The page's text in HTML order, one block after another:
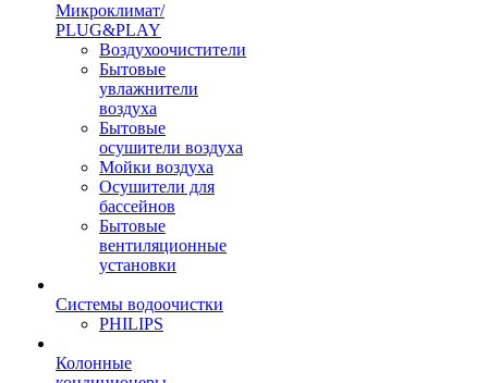
Микроклимат/
PLUG&PLAY
Воздухоочистители
Бытовые
увлажнители
воздуха
Бытовые
осушители воздуха
Мойки воздуха
Осушители для
бассейнов
Бытовые
вентиляционные
установки
Системы водоочистки
PHILIPS
Колонные